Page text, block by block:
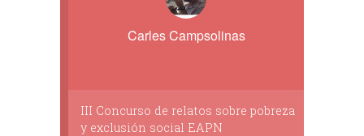
Carles Campsolinas
III Concurso de relatos sobre pobreza
y exclusión social EAPN